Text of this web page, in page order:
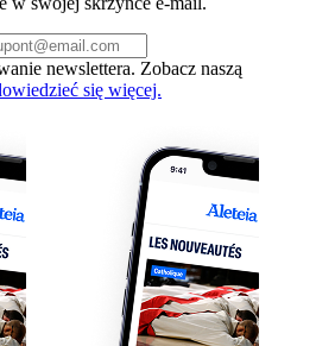
newslettera. Zobacz naszą
się więcej.